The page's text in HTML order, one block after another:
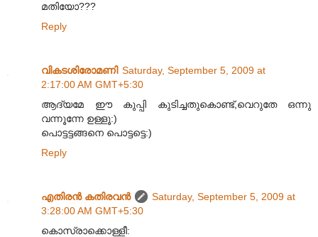
മതിയോ???
Reply
വികടശിരോമണി Saturday, September 5, 2009 at
2:17:00 AM GMT+5:30
ആദ്യമേ ഈ കുപ്പി കുടിച്ചതുകൊണ്ട്,വെറുതേ ഒന്നു
വന്നൂന്നേ ഉള്ളൂ:)
പൊട്ടട്ടങ്ങനെ പൊട്ടട്ടെ:)
Reply
എതിരന്‍ കതിരവന്‍
Saturday, September 5, 2009 at
3:28:00 AM GMT+5:30
കൊസ്രാക്കൊള്ളീ: